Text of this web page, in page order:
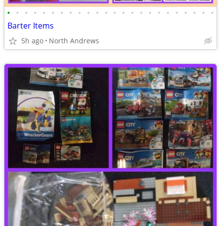
• • • • • • • • • • • • • • • • • • • • • • • •
Barter Items
5h ago North Andrews